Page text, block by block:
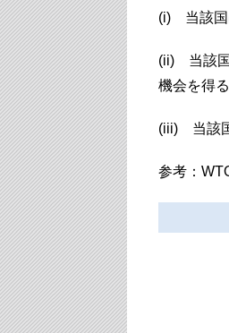
(i) 当該国
(ii) 当該国
機会を得る
(iii) 当該
参考：